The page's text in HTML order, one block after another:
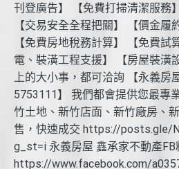
刊登廣告】 【免費打掃清潔服務
【交易安全全程把關】 【價金履
【免費房地稅務計算】 【免費
電、裝潢工程支援】 【房屋裝潢
上的大小事，都可洽詢 【永義房
5753111】 我們都會提供您最專
竹土地、新竹店面、新竹廠房、
售，快速成交 https://posts.gle/
g_st=i 永義房屋 鑫承家不動產FB
https://www.facebook.com/